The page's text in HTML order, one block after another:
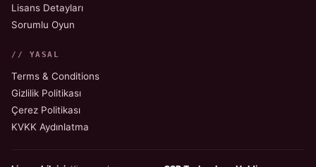
Lisans Detayları
Sorumlu Oyun
// YASAL
Terms & Conditions
Gizlilik Politikası
Çerez Politikası
KVKK Aydınlatma